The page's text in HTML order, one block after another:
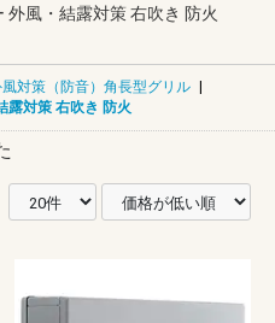
外風・結露対策 右吹き 防火
対策（防音）角長型グリル |
露対策 右吹き 防火